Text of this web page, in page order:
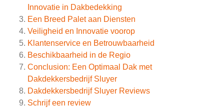
Innovatie in Dakbedekking
Een Breed Palet aan Diensten
Veiligheid en Innovatie voorop
Klantenservice en Betrouwbaarheid
Beschikbaarheid in de Regio
Conclusion: Een Optimaal Dak met
Dakdekkersbedrijf Sluyer
Dakdekkersbedrijf Sluyer Reviews
Schrijf een review